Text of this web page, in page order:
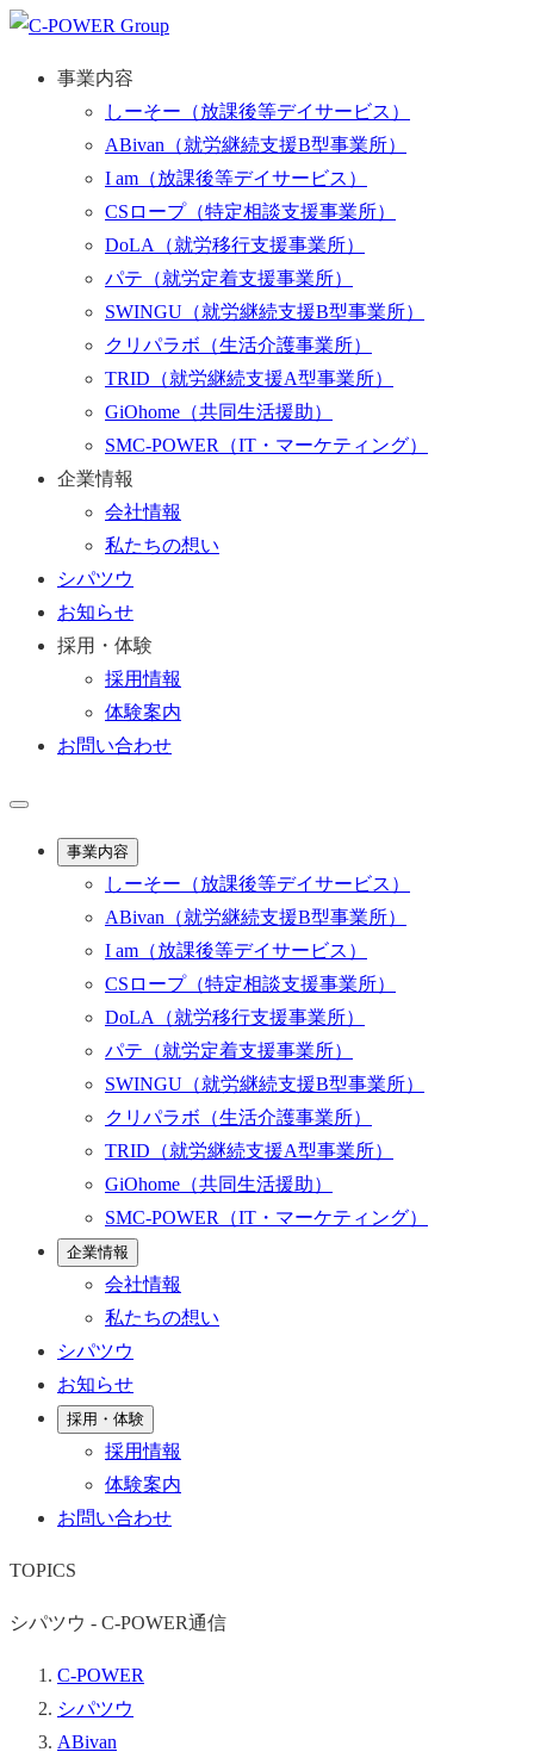
事業内容
しーそー （放課後等デイサービス）
ABivan （就労継続支援B型事業所）
I am （放課後等デイサービス）
CSロープ（特定相談支援事業所）
DoLA
（就労移行支援事業所）
パテ （就労定着支援事業所）
SWINGU （就労継続支援B型事業所）
クリパラボ （生活介護事業所）
TRID （就労継続支援A型事業所）
GiOhome （共同生活援助）
SMC-POWER
（IT・マーケティング）
企業情報
会社情報
私たちの想い
シパツウ
お知らせ
採用・体験
採用情報
体験案内
お問い合わせ
事業内容
しーそー （放課後等デイサービス）
ABivan （就労継続支援B型事業所）
I am （放課後等デイサービス）
CSロープ（特定相談支援事業所）
DoLA
（就労移行支援事業所）
パテ （就労定着支援事業所）
SWINGU （就労継続支援B型事業所）
クリパラボ （生活介護事業所）
TRID （就労継続支援A型事業所）
GiOhome （共同生活援助）
SMC-POWER
（IT・マーケティング）
企業情報
会社情報
私たちの想い
シパツウ
お知らせ
採用・体験
採用情報
体験案内
お問い合わせ
TOPICS
シパツウ - C-POWER通信
C-POWER
シパツウ
ABivan